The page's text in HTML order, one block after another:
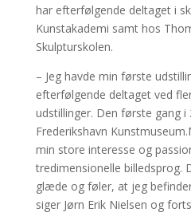
har efterfølgende deltaget i
Kunstakademi samt hos
Skulpturskolen.
– Jeg havde min første
efterfølgende deltaget ved
udstillinger. Den første gang i
Frederikshavn
min store interesse og
tredimensionelle billedsprog.
glæde og føler, at jeg
siger Jørn Erik Nielsen og